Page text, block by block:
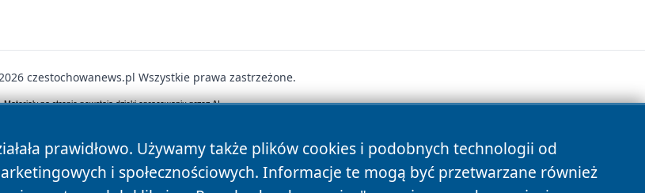
prawidłowo. Używamy także plików cookies i podobnych technologii od
i społecznościowych. Informacje te mogą być przetwarzane również
czestochowanews.pl Wszystkie prawa zastrzeżone.